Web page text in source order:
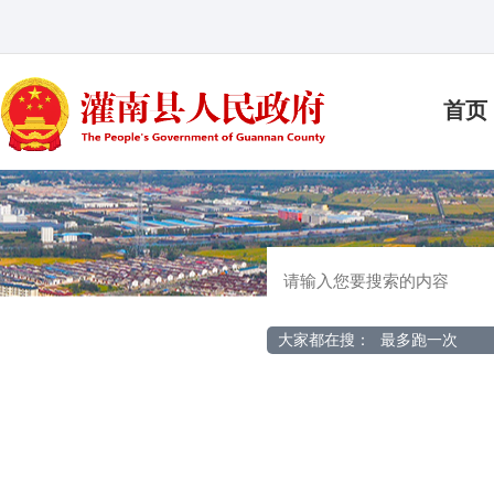
首页
大家都在搜： 最多跑一次